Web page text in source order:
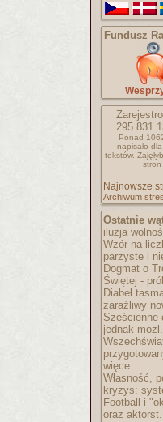
Fundusz
Ponad
napisało
tekstów.
stron
Najnowsze
Archiwum
Ostatnie
iluzja
Wzór na
parzyste i
Dogmat o
Świętej -
Diabeł
zaraźliwy
Sześcienne
jednak
więce..
Własność,
kryzys:
Football i
oraz